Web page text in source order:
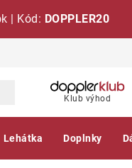
| Kód: DOPPLER20
Klub výhod
Lehátka Doplnky